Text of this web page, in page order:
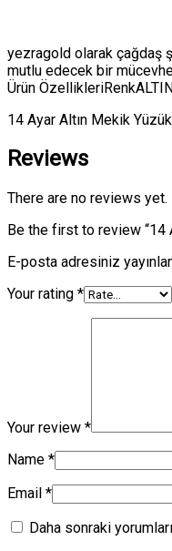
yezragold olarak çağdaş
mutlu edecek bir
Ürün
14 Ayar Altın Mekik Yüzük
Reviews
There are no reviews yet.
Be the first to review “14
E-posta adresiniz
Your rating *
Your review *
Name *
Email *
Daha sonraki